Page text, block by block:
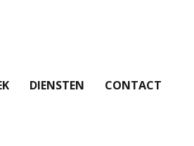
DIENSTEN CONTACT